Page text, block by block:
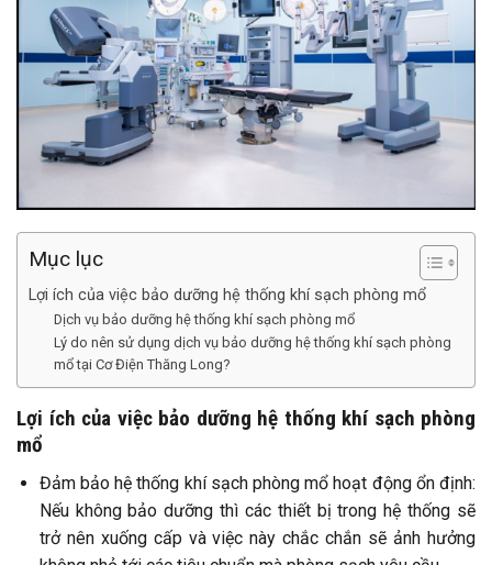
Mục lục
Lợi ích của việc bảo dưỡng hệ thống khí sạch phòng mổ
Dịch vụ bảo dưỡng hệ thống khí sạch phòng mổ
Lý do nên sử dụng dịch vụ bảo dưỡng hệ thống khí sạch phòng
mổ tại Cơ Điện Thăng Long?
Lợi ích của việc bảo dưỡng hệ thống khí sạch phòng
mổ
Đảm bảo hệ thống khí sạch phòng mổ hoạt động ổn định:
Nếu không bảo dưỡng thì các thiết bị trong hệ thống sẽ
trở nên xuống cấp và việc này chắc chắn sẽ ảnh hưởng